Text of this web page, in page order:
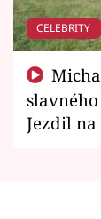
CELEBRITY
Jezdil